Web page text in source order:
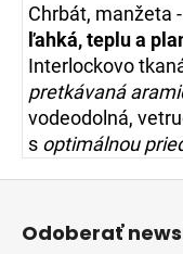
Chrbát, manžeta -
ľahká, teplu a
Interlockovo
pretkávaná
vodeodolná,
s optimálnou
Z
Odoberať